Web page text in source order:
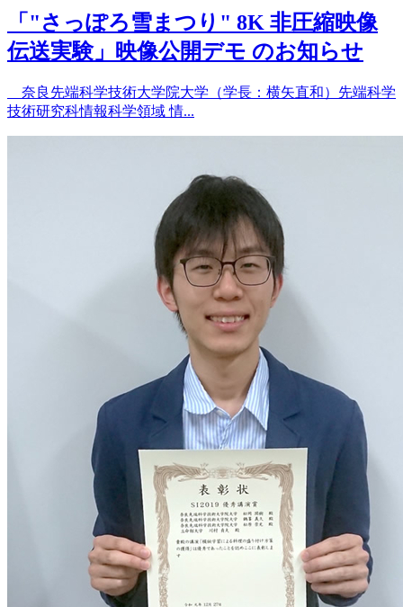
「"さっぽろ雪まつり" 8K 非圧縮映像
伝送実験」映像公開デモ のお知らせ
奈良先端科学技術大学院大学（学長：横矢直和）先端科学
技術研究科情報科学領域 情...